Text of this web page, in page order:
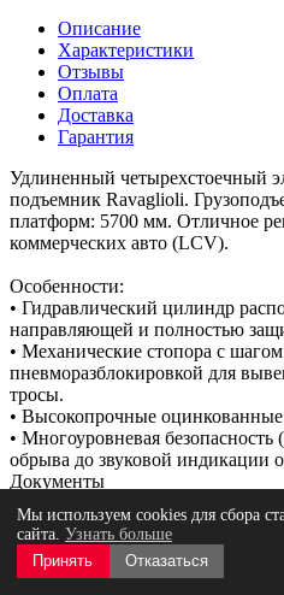
Описание
Характеристики
Отзывы
Оплата
Доставка
Гарантия
Удлиненный четырехстоечный
подъемник Ravaglioli.
платформ: 5700 мм. Отличное
коммерческих авто (LCV).
Особенности:
• Гидравлический цилиндр
направляющей и полностью
• Механические стопора с
пневморазблокировкой для
тросы.
• Высокопрочные
• Многоуровневая
обрыва до звуковой индикации
Документы
Брошюра "RAV.4651L.194091"
Возможность использования для
"Сход-Развала"
Длина платформ, мм
Мы используем cookies для сбора
сайта. Узнать больше
Принять
Отказаться